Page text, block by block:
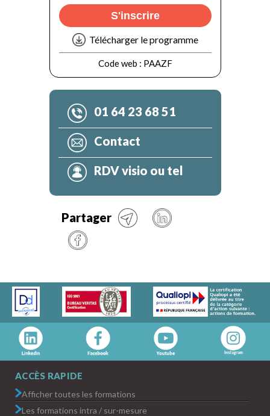
S'inscrire
Télécharger le programme
Code web : PAAZF
01 64 23 68 51
Contact
RDV visio ou tel
Partager
ACCÈS RAPIDE
Afficher toutes les formations
Les formations intra / sur-mesure